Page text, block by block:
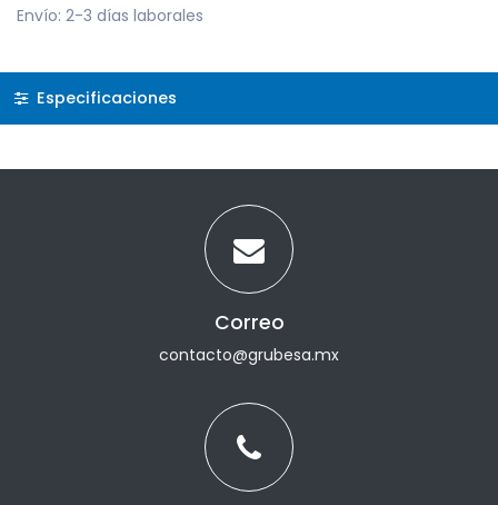
Envío: 2-3 días laborales
Especificaciones
Correo
contacto@grubesa.mx